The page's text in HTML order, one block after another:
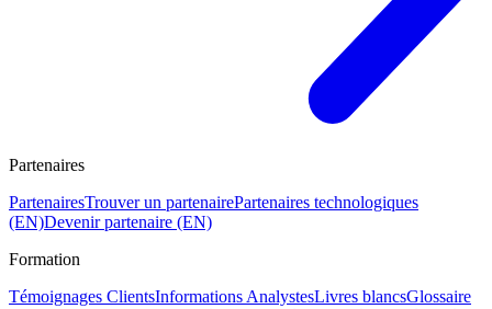
Partenaires
PartenairesTrouver un partenairePartenaires technologiques
(EN)Devenir partenaire (EN)
Formation
Témoignages ClientsInformations AnalystesLivres blancsGlossaire